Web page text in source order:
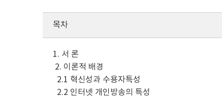
목차
1. 서 론
2. 이론적 배경
2.1 혁신성과 수용자특성
2.2 인터넷 개인방송의 특성